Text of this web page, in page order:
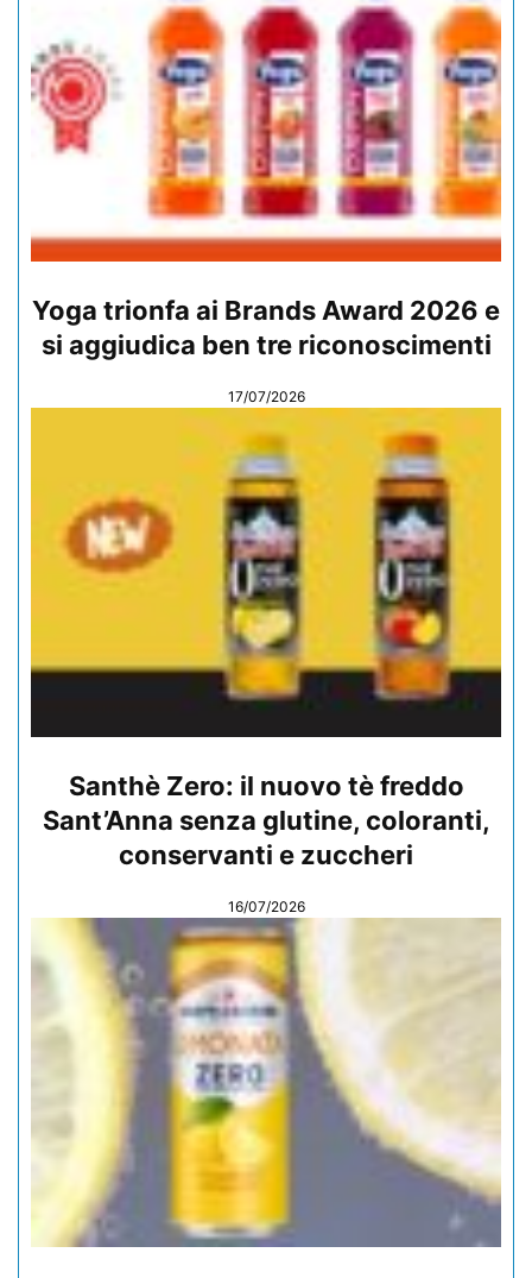
Yoga trionfa ai Brands Award 2026 e
si aggiudica ben tre riconoscimenti
17/07/2026
Santhè Zero: il nuovo tè freddo
Sant’Anna senza glutine, coloranti,
conservanti e zuccheri
16/07/2026